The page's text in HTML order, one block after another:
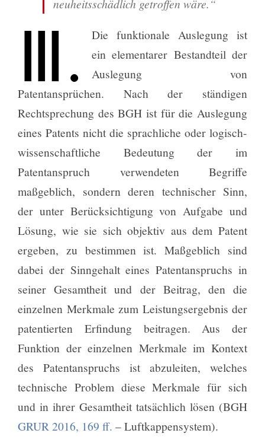
neuheitsschädlich getroffen wäre.“
Ⅲ.
Die funktionale Auslegung ist
ein elementarer Bestandteil der
Auslegung von
Patentansprüchen. Nach der ständigen
Rechtsprechung des BGH ist für die Auslegung
eines Patents nicht die sprachliche oder logisch-
wissenschaftliche Bedeutung der im
Patentanspruch verwendeten Begriffe
maßgeblich, sondern deren technischer Sinn,
der unter Berücksichtigung von Aufgabe und
Lösung, wie sie sich objektiv aus dem Patent
ergeben, zu bestimmen ist. Maßgeblich sind
dabei der Sinngehalt eines Patentanspruchs in
seiner Gesamtheit und der Beitrag, den die
einzelnen Merkmale zum Leistungsergebnis der
patentierten Erfindung beitragen. Aus der
Funktion der einzelnen Merkmale im Kontext
des Patentanspruchs ist abzuleiten, welches
technische Problem diese Merkmale für sich
und in ihrer Gesamtheit tatsächlich lösen (BGH
GRUR 2016, 169 ff. – Luftkappensystem).